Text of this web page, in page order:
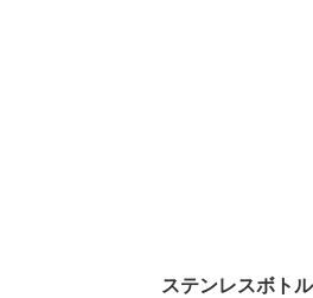
ステンレスボト